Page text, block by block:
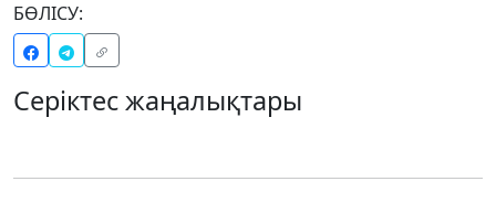
БӨЛІСУ:
Серіктес жаңалықтары